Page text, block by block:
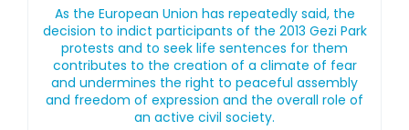
As the European Union has repeatedly said, the
decision to indict participants of the 2013 Gezi Park
protests and to seek life sentences for them
contributes to the creation of a climate of fear
and undermines the right to peaceful assembly
and freedom of expression and the overall role of
an active civil society.